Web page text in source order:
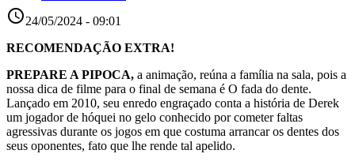
access_time24/05/2024 - 09:01
RECOMENDAÇÃO EXTRA!
PREPARE A PIPOCA, a animação, reúna a família na sala, pois a
nossa dica de filme para o final de semana é O fada do dente.
Lançado em 2010, seu enredo engraçado conta a história de Derek
um jogador de hóquei no gelo conhecido por cometer faltas
agressivas durante os jogos em que costuma arrancar os dentes dos
seus oponentes, fato que lhe rende tal apelido.